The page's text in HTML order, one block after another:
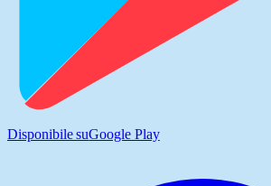
Disponibile suGoogle Play